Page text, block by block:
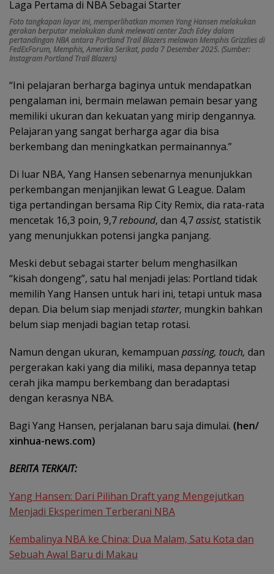
Foto tangkapan layar ini, memperlihatkan momen Yang Hansen melakukan
gerakan berputar melakukan dunk melewati center Zach Edey dalam
pertandingan NBA antara Portland Trail Blazers melawan Memphis Grizzlies di
FedExForum, Memphis, Amerika Serikat, pada 7 Desember 2025. (Sumber:
Instagram Portland Trail Blazers)
“Ini pelajaran berharga baginya untuk mendapatkan
pengalaman ini, bermain melawan pemain besar yang
memiliki ukuran dan kekuatan yang mirip dengannya.
Pelajaran yang sangat berharga agar dia bisa
berkembang dan meningkatkan permainannya.”
Di luar NBA, Yang Hansen sebenarnya menunjukkan
perkembangan menjanjikan lewat G League. Dalam
tiga pertandingan bersama Rip City Remix, dia rata-rata
mencetak 16,3 poin, 9,7rebound, dan 4,7 assist, statistik
yang menunjukkan potensi jangka panjang.
Meski debut sebagai starter belum menghasilkan
“kisah dongeng”, satu hal menjadi jelas: Portland tidak
memilih Yang Hansen untuk hari ini, tetapi untuk masa
depan. Dia belum siap menjadi starter, mungkin bahkan
belum siap menjadi bagian tetap rotasi.
Namun dengan ukuran, kemampuan passing, touch, dan
pergerakan kaki yang dia miliki, masa depannya tetap
cerah jika mampu berkembang dan beradaptasi
dengan kerasnya NBA.
Bagi Yang Hansen, perjalanan baru saja dimulai. (hen/
xinhua-news.com)
BERITA TERKAIT:
Yang Hansen: Dari Pilihan Draft yang Mengejutkan
Menjadi Eksperimen Terberani NBA
Kembalinya NBA ke China: Dua Malam, Satu Kota dan
Sebuah Awal Baru di Makau